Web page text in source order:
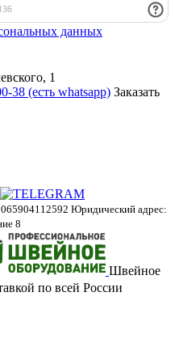
данных
1
38 (есть whatsapp) Заказать
Юридический адрес:
8
Швейное
по всей России